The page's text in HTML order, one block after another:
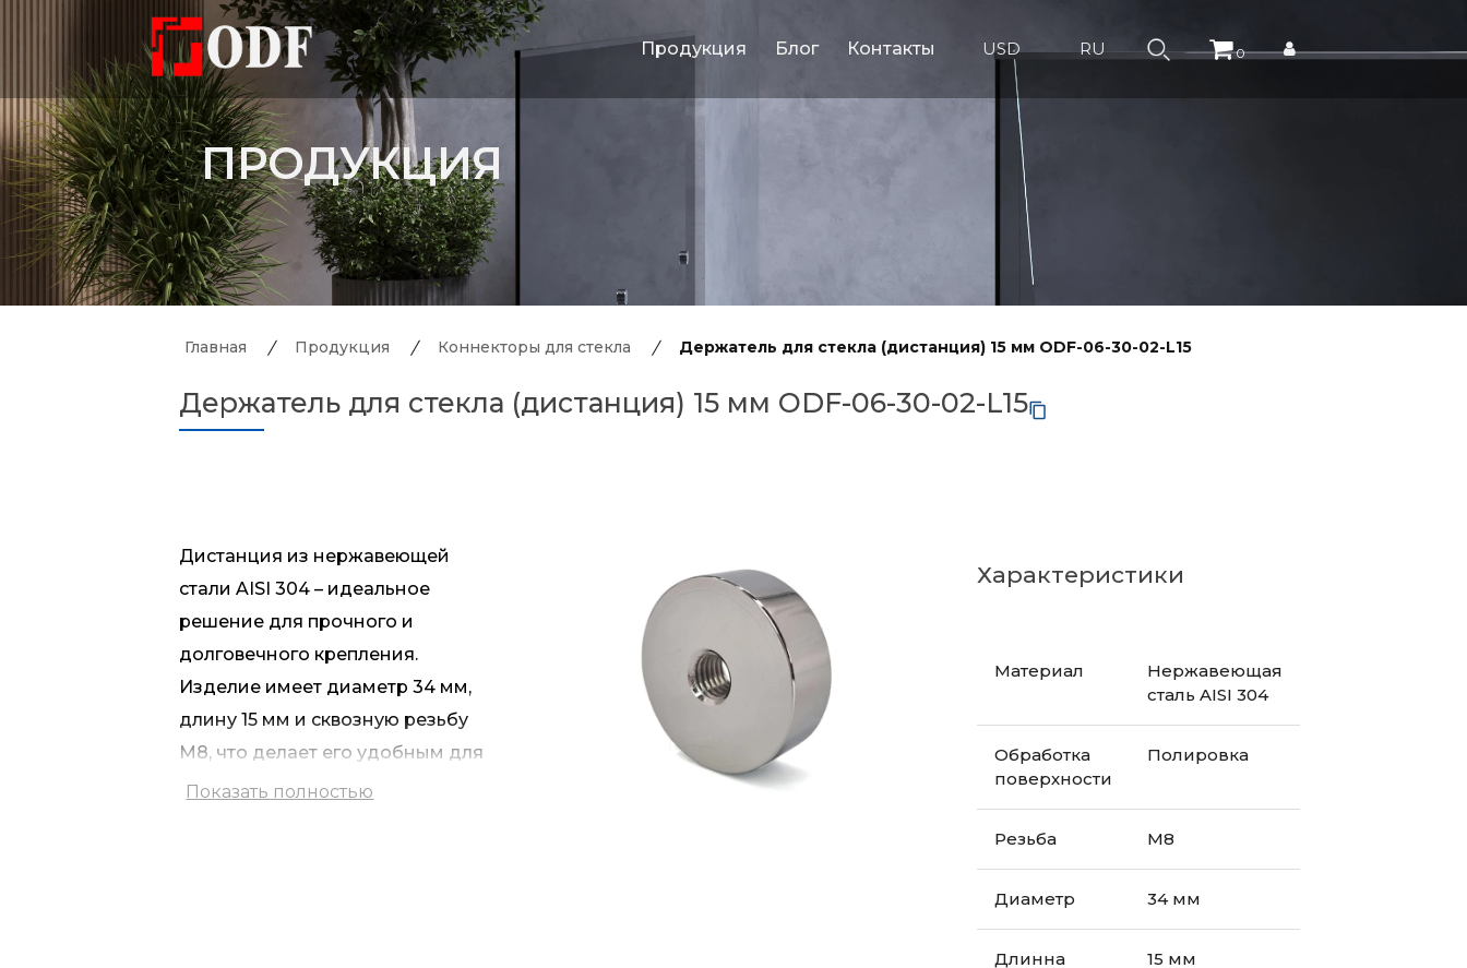
Продукция Блог Контакты USD RU 0
ПРОДУКЦИЯ
Главная Продукция Коннекторы для стекла Держатель для стекла (дистанция) 15 мм ODF-06-30-02-L15
Держатель для стекла (дистанция) 15 мм ODF-06-30-02-L15
Дистанция из нержавеющей
стали AISI 304 – идеальное
решение для прочного и
долговечного крепления.
Изделие имеет диаметр 34 мм,
длину 15 мм и сквозную резьбу
М8, что делает его удобным для
установки в бетонные и
Показать полностью
Характеристики
Материал
Нержавеющая
сталь AISI 304
Обработка
поверхности
Полировка
Резьба М8
Диаметр 34 мм
Длинна
15 мм